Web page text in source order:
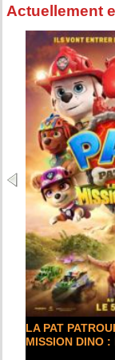
Actuellement
LA PAT
MISSION DINO